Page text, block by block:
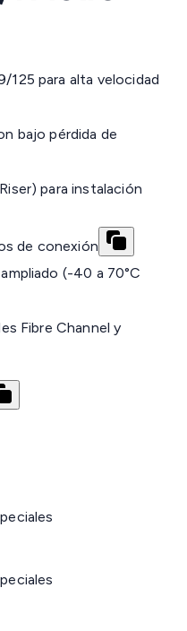
125 para alta velocidad
bajo pérdida de
para instalación
de conexión
(-40 a 70°C
Fibre Channel y